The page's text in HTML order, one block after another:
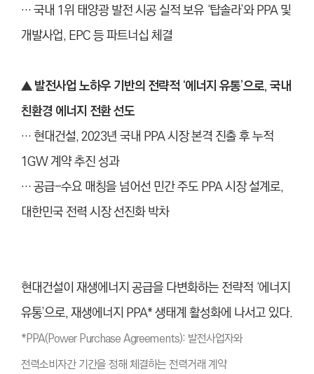
… 국내 1위 태양광 발전 시공 실적 보유 ‘탑솔라’와 PPA 및
개발사업, EPC 등 파트너십 체결
▲발전사업 노하우 기반의 전략적 ‘에너지 유통’으로, 국내
친환경 에너지 전환 선도
… 현대건설, 2023년 국내 PPA 시장 본격 진출 후 누적
1GW 계약 추진 성과
… 공급-수요 매칭을 넘어선 민간 주도 PPA 시장 설계로,
대한민국 전력 시장 선진화 박차
현대건설이 재생에너지 공급을 다변화하는 전략적 ‘에너지
유통’으로, 재생에너지 PPA* 생태계 활성화에 나서고 있다.
*PPA(Power Purchase Agreements): 발전사업자와
전력소비자간 기간을 정해 체결하는 전력거래 계약